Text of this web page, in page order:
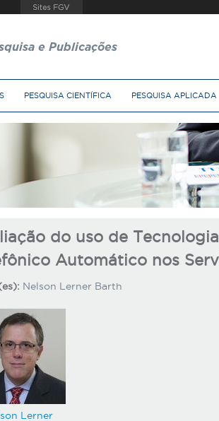
e Publicações
PESQUISA CIENTÍFICA PESQUISA APLICADA
do uso de
Automático nos
Nelson Lerner Barth
Lerner